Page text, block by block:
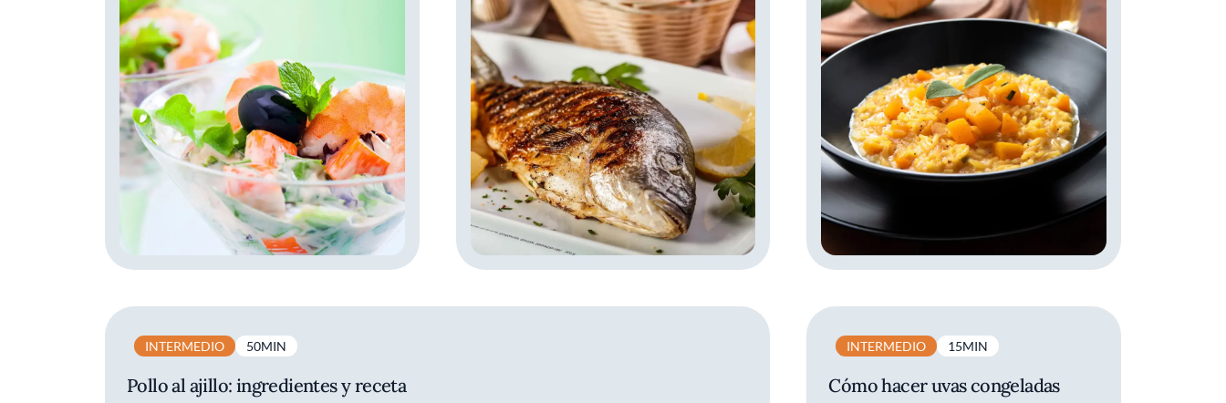
INTERMEDIO 50MIN
Pollo al ajillo: ingredientes y receta
INTERMEDIO 15MIN
Cómo hacer uvas congeladas